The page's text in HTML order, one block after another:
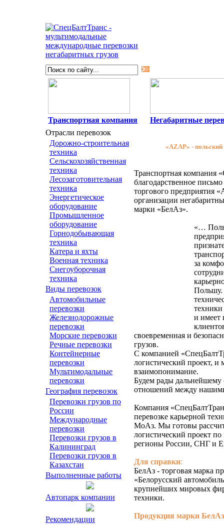
Транспортная компания
Негабаритные
Отрасли перевозок
Дорожно-строительная
техника
Сельскохозяйственная
техника
Лесозаготовительная
техника
Энергетическое
оборудование
Промышленное
оборудование
Горнодобывающая
техника
Катера и яхты
Военная техника
Снегоуборочная
техника
Виды перевозок
Автомобильные
перевозки
Железнодорожные
перевозки
Морские перевозки
Речные перевозки
Контейнерные
перевозки
Мультимодальные
перевозки
География перевозок
Перевозки грузов по
России
Международные
перевозки
Перевозки грузов в
Калининград
Перевозки грузов в
Казахстан
Выполненные работы
Автопарк компании
Рекомендации
«AZAP» - польский
Транспортная компания
благодарственное
торгового предприятия
организации
марки «БелАз».
«…
за
Польшу.
техники
и имеет
своевременная и
грузов.
С компанией
логистический проект,
взаимопонимание.
Будем рады дальнейшему
отношений между
Компания
перевозке карьерной
МоАз. Мы готовы
логистический проект
регионы России, СНГ и
Для справки:
БелАз - торговая марка
«Белорусский
крупнейших мировых
техники.
Продукция марки